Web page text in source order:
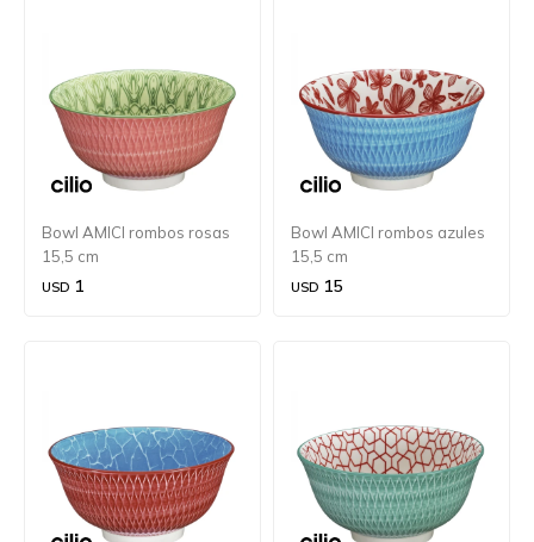
Bowl AMICI rombos rosas
15,5 cm
USD 1
Bowl AMICI rombos azules
15,5 cm
USD 15